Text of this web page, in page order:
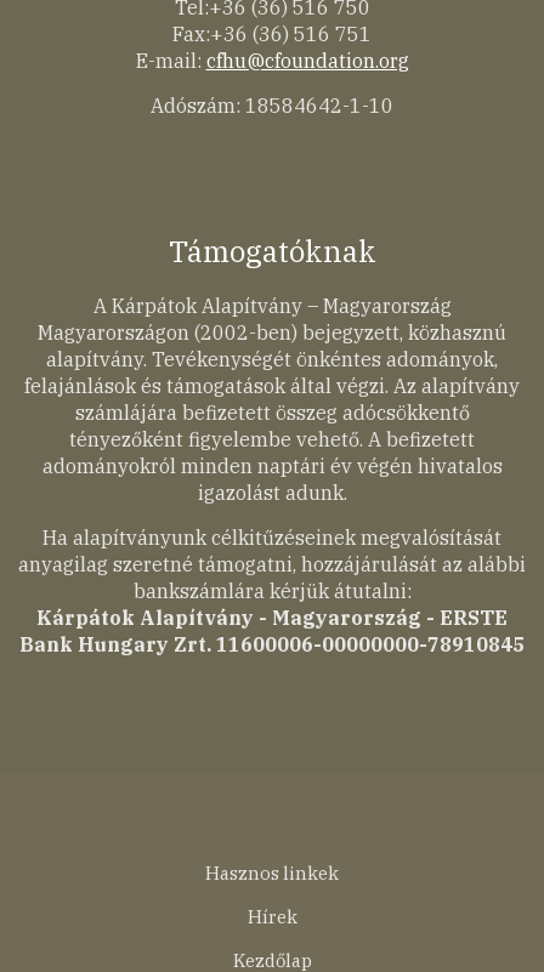
Tel:+36 (36) 516 750
Fax:+36 (36) 516 751
E-mail: cfhu@cfoundation.org
Adószám: 18584642-1-10
Támogatóknak
A Kárpátok Alapítvány – Magyarország
Magyarországon (2002-ben) bejegyzett, közhasznú
alapítvány. Tevékenységét önkéntes adományok,
felajánlások és támogatások által végzi. Az alapítvány
számlájára befizetett összeg adócsökkentő
tényezőként figyelembe vehető. A befizetett
adományokról minden naptári év végén hivatalos
igazolást adunk.
Ha alapítványunk célkitűzéseinek megvalósítását
anyagilag szeretné támogatni, hozzájárulását az alábbi
bankszámlára kérjük átutalni:
Kárpátok Alapítvány - Magyarország - ERSTE
Bank Hungary Zrt. 11600006-00000000-78910845
Hasznos linkek
Hírek
Kezdőlap